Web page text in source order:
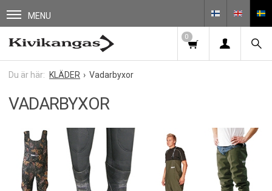
MENU
0
KLÄDER Vadarbyxor
VADARBYXOR